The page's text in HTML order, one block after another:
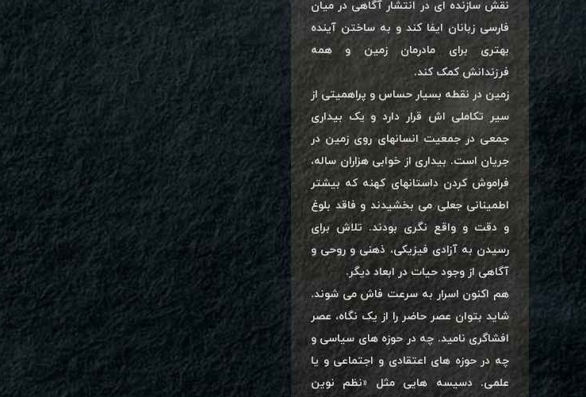
نقش سازنده ای در انتشار آگاهی در میان
فارسی زبانان ایفا کند و به ساختن آینده
بهتری برای مادرمان زمین و همه
فرزندانش کمک کند.
زمین در نقطه بسیار حساس و پراهمیتی از
سیر تکاملی اش قرار دارد و یک بیداری
جمعی در جمعیت انسانهای روی زمین در
جریان است. بیداری از خوابی هزاران ساله،
فراموش کردن داستانهای کهنه که بیشتر
اطمینانی جعلی می بخشیدند و فاقد بلوغ
و دقت و واقع نگری بودند. تلاش برای
رسیدن به آزادی فیزیکی، ذهنی و روحی و
آگاهی از وجود حیات در ابعاد دیگر.
هم اکنون اسرار به سرعت فاش می شوند.
شاید بتوان عصر حاضر را از یک نگاه، عصر
افشاگری نامید. چه در حوزه های سیاسی و
چه در حوزه های اعتقادی و اجتماعی و یا
علمی. دسیسه هایی مثل «نظم نوین